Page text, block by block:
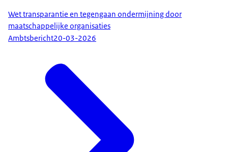
Wet transparantie en tegengaan ondermijning door
maatschappelijke organisaties
Ambtsbericht20-03-2026